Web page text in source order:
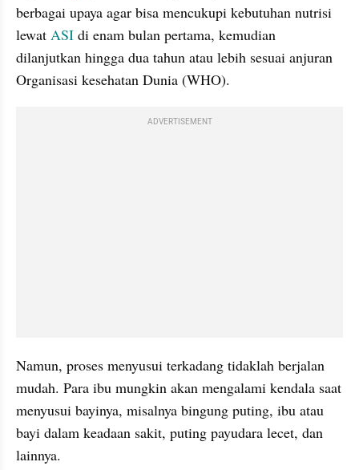
berbagai upaya agar bisa mencukupi kebutuhan nutrisi
lewat ASI di enam bulan pertama, kemudian
dilanjutkan hingga dua tahun atau lebih sesuai anjuran
Organisasi kesehatan Dunia (WHO).
ADVERTISEMENT
Namun, proses menyusui terkadang tidaklah berjalan
mudah. Para ibu mungkin akan mengalami kendala saat
menyusui bayinya, misalnya bingung puting, ibu atau
bayi dalam keadaan sakit, puting payudara lecet, dan
lainnya.